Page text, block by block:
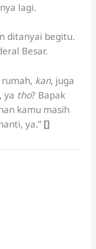
lagi.
ditanyai begitu.
Besar.
rumah, kan, juga
ya tho? Bapak
kamu masih
ya.” []